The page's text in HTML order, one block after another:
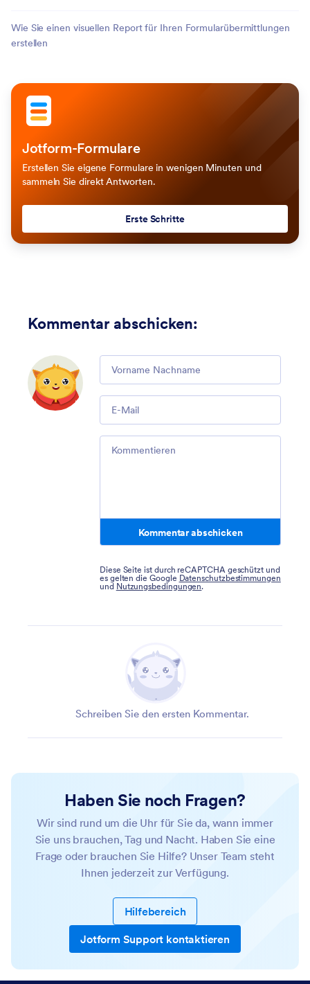
Wie Sie einen visuellen Report für Ihren Formularübermittlungen
erstellen
Jotform-Formulare
Erstellen Sie eigene Formulare in wenigen Minuten und
sammeln Sie direkt Antworten.
Erste Schritte
Kommentar abschicken:
Kommentar abschicken
Diese Seite ist durch reCAPTCHA geschützt und
es gelten die Google Datenschutzbestimmungen
und Nutzungsbedingungen.
Schreiben Sie den ersten Kommentar.
Haben Sie noch Fragen?
Wir sind rund um die Uhr für Sie da, wann immer
Sie uns brauchen, Tag und Nacht. Haben Sie eine
Frage oder brauchen Sie Hilfe? Unser Team steht
Ihnen jederzeit zur Verfügung.
Hilfebereich
Jotform Support kontaktieren